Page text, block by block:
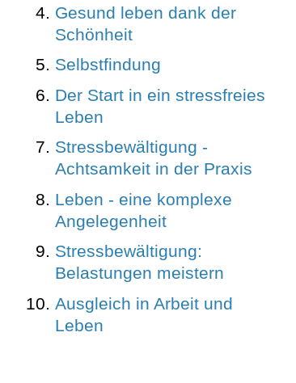
Gesund leben dank der
Schönheit
Selbstfindung
Der Start in ein stressfreies
Leben
Stressbewältigung -
Achtsamkeit in der Praxis
Leben - eine komplexe
Angelegenheit
Stressbewältigung:
Belastungen meistern
Ausgleich in Arbeit und
Leben